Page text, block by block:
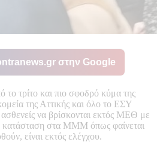
στην Google
το τρίτο και πιο σφοδρό κύμα της
της Αττικής και όλο το ΕΣΥ
να βρίσκονται εκτός ΜΕΘ με
κατάσταση στα ΜΜΜ όπως φαίνεται
είναι εκτός ελέγχου.